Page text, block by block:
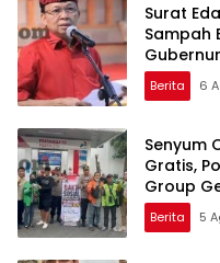
Surat
Sampah
Banding
Berita 6
Senyum
Gratis,
Group
Berita 5